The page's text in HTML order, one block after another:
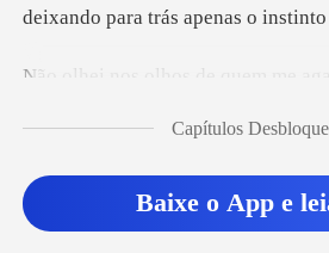
s olhos de q
Capítulos
Baixe o App e